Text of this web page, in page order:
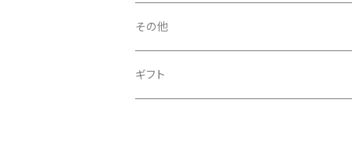
玄米茶
抹茶
上嶋爽禄園
久保見製茶
トロッピカル窯
ファクト
その他
ギフト